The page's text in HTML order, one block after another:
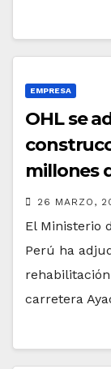
EMPRESA
OHL se
millones
26 MARZO,
El Ministerio
Perú ha
carretera